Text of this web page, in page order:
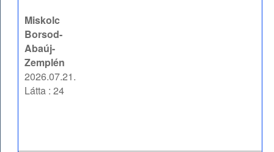
Miskolc
Borsod-
Abaúj-
Zemplén
2026.07.21.
Látta : 24